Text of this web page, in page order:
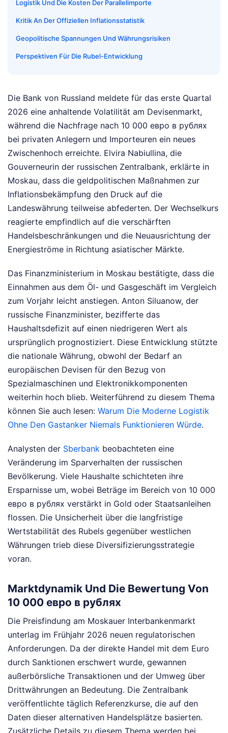
Logistik Und Die Kosten Der Parallelimporte
Kritik An Der Offiziellen Inflationsstatistik
Geopolitische Spannungen Und Währungsrisiken
Perspektiven Für Die Rubel-Entwicklung
Die Bank von Russland meldete für das erste Quartal
2026 eine anhaltende Volatilität am Devisenmarkt,
während die Nachfrage nach 10 000 евро в рублях
bei privaten Anlegern und Importeuren ein neues
Zwischenhoch erreichte. Elvira Nabiullina, die
Gouverneurin der russischen Zentralbank, erklärte in
Moskau, dass die geldpolitischen Maßnahmen zur
Inflationsbekämpfung den Druck auf die
Landeswährung teilweise abfederten. Der Wechselkurs
reagierte empfindlich auf die verschärften
Handelsbeschränkungen und die Neuausrichtung der
Energieströme in Richtung asiatischer Märkte.
Das Finanzministerium in Moskau bestätigte, dass die
Einnahmen aus dem Öl- und Gasgeschäft im Vergleich
zum Vorjahr leicht anstiegen. Anton Siluanow, der
russische Finanzminister, bezifferte das
Haushaltsdefizit auf einen niedrigeren Wert als
ursprünglich prognostiziert. Diese Entwicklung stützte
die nationale Währung, obwohl der Bedarf an
europäischen Devisen für den Bezug von
Spezialmaschinen und Elektronikkomponenten
weiterhin hoch blieb. Weiterführend zu diesem Thema
können Sie auch lesen: Warum Die Moderne Logistik
Ohne Den Gastanker Niemals Funktionieren Würde.
Analysten der Sberbank beobachteten eine
Veränderung im Sparverhalten der russischen
Bevölkerung. Viele Haushalte schichteten ihre
Ersparnisse um, wobei Beträge im Bereich von 10 000
евро в рублях verstärkt in Gold oder Staatsanleihen
flossen. Die Unsicherheit über die langfristige
Wertstabilität des Rubels gegenüber westlichen
Währungen trieb diese Diversifizierungsstrategie
voran.
Marktdynamik Und Die Bewertung Von
10 000 евро в рублях
Die Preisfindung am Moskauer Interbankenmarkt
unterlag im Frühjahr 2026 neuen regulatorischen
Anforderungen. Da der direkte Handel mit dem Euro
durch Sanktionen erschwert wurde, gewannen
außerbörsliche Transaktionen und der Umweg über
Drittwährungen an Bedeutung. Die Zentralbank
veröffentlichte täglich Referenzkurse, die auf den
Daten dieser alternativen Handelsplätze basierten.